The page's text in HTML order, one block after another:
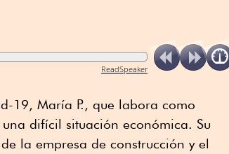
ReadSpeaker
19, María P., que labora como
difícil situación económica. Su
la empresa de construcción y el